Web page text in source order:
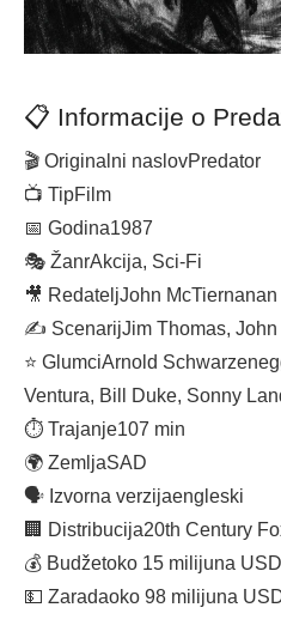
📋 Informacije o
🎬 Originalni naslovPredator
📺 TipFilm
📅 Godina1987
🎭 ŽanrAkcija, Sci-Fi
🎥 RedateljJohn McTiernanan
✍️ ScenarijJim Thomas,
⭐ GlumciArnold
Ventura, Bill Duke, Sonny
⏱ Trajanje107 min
🌍 ZemljaSAD
🗣 Izvorna verzijaengleski
🏢 Distribucija20th Century
💰 Budžetoko 15 milijuna USD
💵 Zaradaoko 98 milijuna